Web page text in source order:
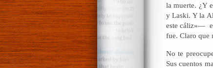
la muerte. ¿Y
y Laski. Y la
este cáliz»—
fue. Claro que
No te
Sus cuentos